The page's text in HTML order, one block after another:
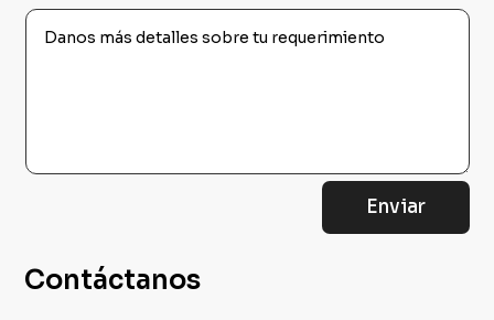
Enviar
Contáctanos